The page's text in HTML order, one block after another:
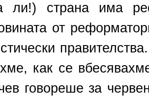
ли!) страна има
от
как се
говореше за